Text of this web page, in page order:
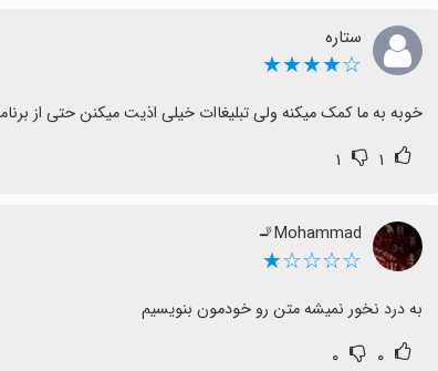
ستاره
☆★★★★
خوبه به ما کمک میکنه ولی تبلیغاات خیلی اذیت میکنن حتی از
۱ ۱
Mohammad🚬
☆☆☆☆★
به درد نخور نمیشه متن رو خودمون بنویسیم
۰ ۰